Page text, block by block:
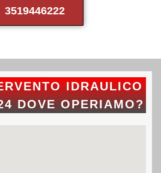
3519446222
IDRAULICO
DOVE OPERIAMO?